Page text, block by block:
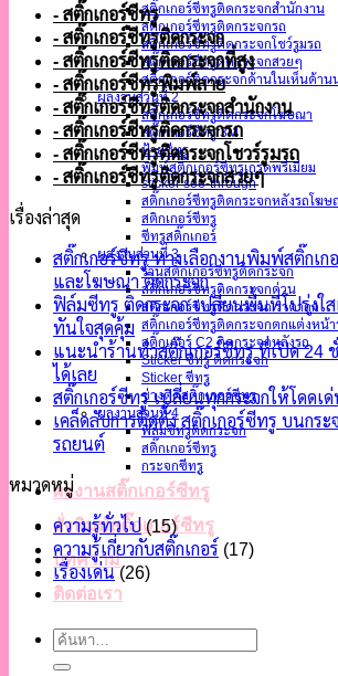
สติ๊กเกอร์ซีทรูติดกระจกสำนักงาน
สติ๊กเกอร์ซีทรูติดกระจกรถ
สติ๊กเกอร์ซีทรูติดกระจกโชว์รูมรถ
สติ๊กเกอร์ซีทรูติดกระจกสวยๆ
สติ๊กเกอร์ติดกระจกด้านในเห็นด้าน
ผลงานส่วนที่ 2
สติ๊กเกอร์ซีทรูติดกระจกโฆษณา
สติ๊กเกอร์ซีทรู 3M
ป้ายซีทรู
พิมพ์สติ๊กเกอร์ซีทรูเกรดพรีเมียม
sticker see-through
สติ๊กเกอร์ซีทรูติดกระจกหลังรถโฆษ
สติกเกอร์ซีทรู
ซีทรูสติ๊กเกอร์
ผลงานส่วนที่ 3
ร้านสติ๊กเกอร์ซีทรูติดกระจก
สติ๊กเกอร์ซีทรูติดกระจกด่วน
สติกเกอร์ซีทรูติดกระจก ราคาถูก
สติ๊กเกอร์ซีทรูติดกระจกตกแต่งหน้า
สติ๊กเกอร์ C2 ติดกระจกหลังรถ
Sticker ซีทรู ติดกระจก
Sticker ซีทรู
ช่างติดสติ๊กเกอร์ซีทรู
ผลงานส่วนที่ 4
ฟิล์มซีทรูติดกระจก
สติ๊กเกอร์ซีทรู
กระจกซีทรู
ผลงานสติ๊กเกอร์ซีทรู
สั่งพิมพ์สติ๊กเกอร์ซีทรู
บทความ
ติดต่อเรา
- สติ๊กเกอร์ซีทรู
- สติ๊กเกอร์ซีทรูติดกระจก
- สติ๊กเกอร์ซีทรูติดกระจกที่สูง
- สติ๊กเกอร์ซีทรูพิมพ์ลาย
- สติ๊กเกอร์ซีทรูติดกระจกสำนักงาน
- สติ๊กเกอร์ซีทรูติดกระจกรถ
- สติ๊กเกอร์ซีทรูติดกระจกโชวร์รูมรถ
- สติ๊กเกอร์ซีทรูติดกระจกสวยๆ
เรื่องล่าสุด
สติ๊กเกอร์ซีทรู ทางเลือกงานพิมพ์สติ๊กเก
และโฆษณา ติดกระจก
ฟิล์มซีทรู ติดกระจก เปลี่ยนพื้นที่โปร่งใ
ทันใจสุดคุ้ม
แนะนำร้านทำสติ๊กเกอร์ซีทรู ที่เปิด 24
ได้เลย
สติ๊กเกอร์ซีทรู เปลี่ยนทุกกระจกให้โดดเ
เคล็ดลับการติดตั้ง สติ๊กเกอร์ซีทรู บนกระ
รถยนต์
หมวดหมู่
ความรู้ทั่วไป(15)
ความรู้เกี่ยวกับสติ๊กเกอร์ (17)
เรื่องเด่น(26)